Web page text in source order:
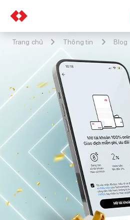
Trang chủ Thông tin Blog